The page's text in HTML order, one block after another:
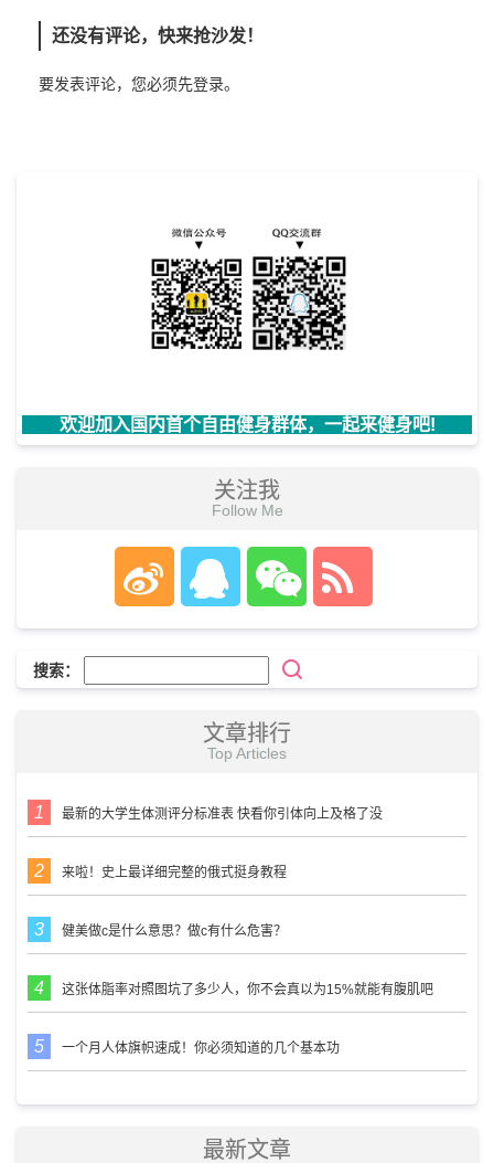
还没有评论，快来抢沙发！
要发表评论，您必须先登录。
欢迎加入国内首个自由健身群体，一起来健身吧!
关注我
Follow Me
搜索：
文章排行
Top Articles
最新的大学生体测评分标准表 快看你引体向上及格了没
来啦！史上最详细完整的俄式挺身教程
健美做c是什么意思？做c有什么危害？
这张体脂率对照图坑了多少人，你不会真以为15%就能有腹肌吧
一个月人体旗帜速成！你必须知道的几个基本功
最新文章